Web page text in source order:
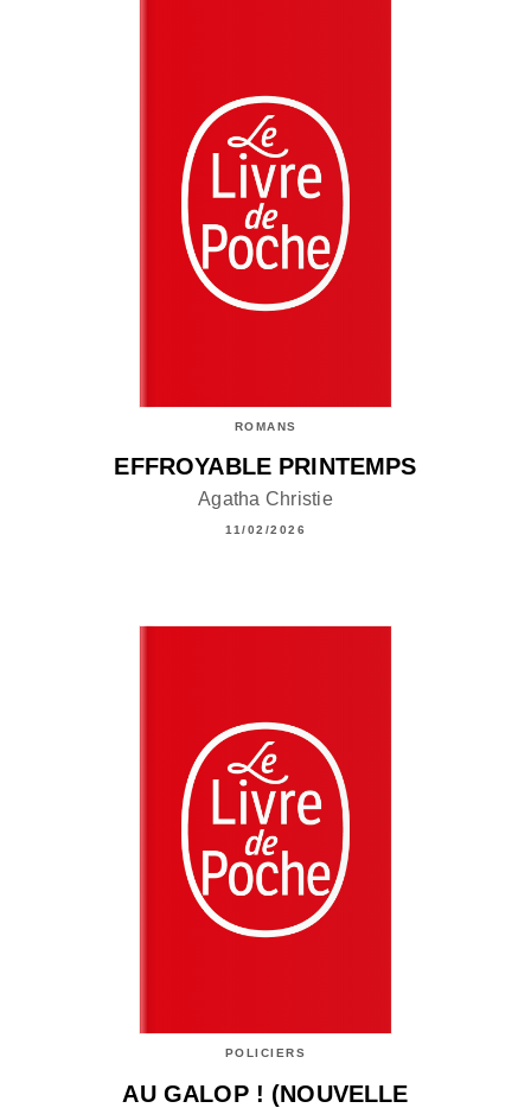
ROMANS
EFFROYABLE PRINTEMPS
Agatha Christie
11/02/2026
POLICIERS
AU GALOP ! (NOUVELLE